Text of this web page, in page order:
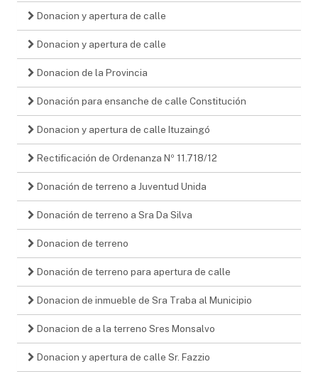
Donacion y apertura de calle
Donacion y apertura de calle
Donacion de la Provincia
Donación para ensanche de calle Constitución
Donacion y apertura de calle Ituzaingó
Rectificación de Ordenanza Nº 11.718/12
Donación de terreno a Juventud Unida
Donación de terreno a Sra Da Silva
Donacion de terreno
Donación de terreno para apertura de calle
Donacion de inmueble de Sra Traba al Municipio
Donacion de a la terreno Sres Monsalvo
Donacion y apertura de calle Sr. Fazzio